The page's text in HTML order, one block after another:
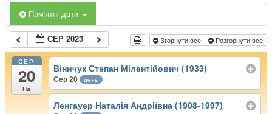
Пам'ятні дати
СЕР 2023 Згорнути все Розгорнути все
СЕР
20
Нд
Віничук Степан Мілентійович (1933)
Сер 20 день
Ленгауер Наталія Андріївна (1908-1997)